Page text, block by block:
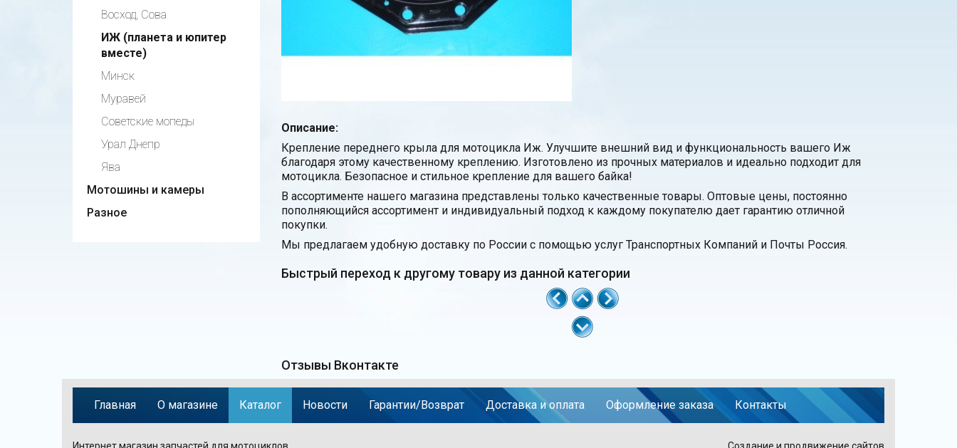
Восход, Сова
ИЖ (планета и юпитер
вместе)
Минск
Муравей
Советские мопеды
Урал Днепр
Ява
Мотошины и камеры
Разное
Описание:
Крепление переднего крыла для мотоцикла Иж. Улучшите внешний вид и функциональность вашего Иж
благодаря этому качественному креплению. Изготовлено из прочных материалов и идеально подходит для
мотоцикла. Безопасное и стильное крепление для вашего байка!
В ассортименте нашего магазина представлены только качественные товары. Оптовые цены, постоянно
пополняющийся ассортимент и индивидуальный подход к каждому покупателю дает гарантию отличной
покупки.
Мы предлагаем удобную доставку по России с помощью услуг Транспортных Компаний и Почты Россия.
Быстрый переход к другому товару из данной категории
Отзывы Вконтакте
Главная О магазине Каталог Новости Гарантии/Возврат Доставка и оплата Оформление заказа Контакты